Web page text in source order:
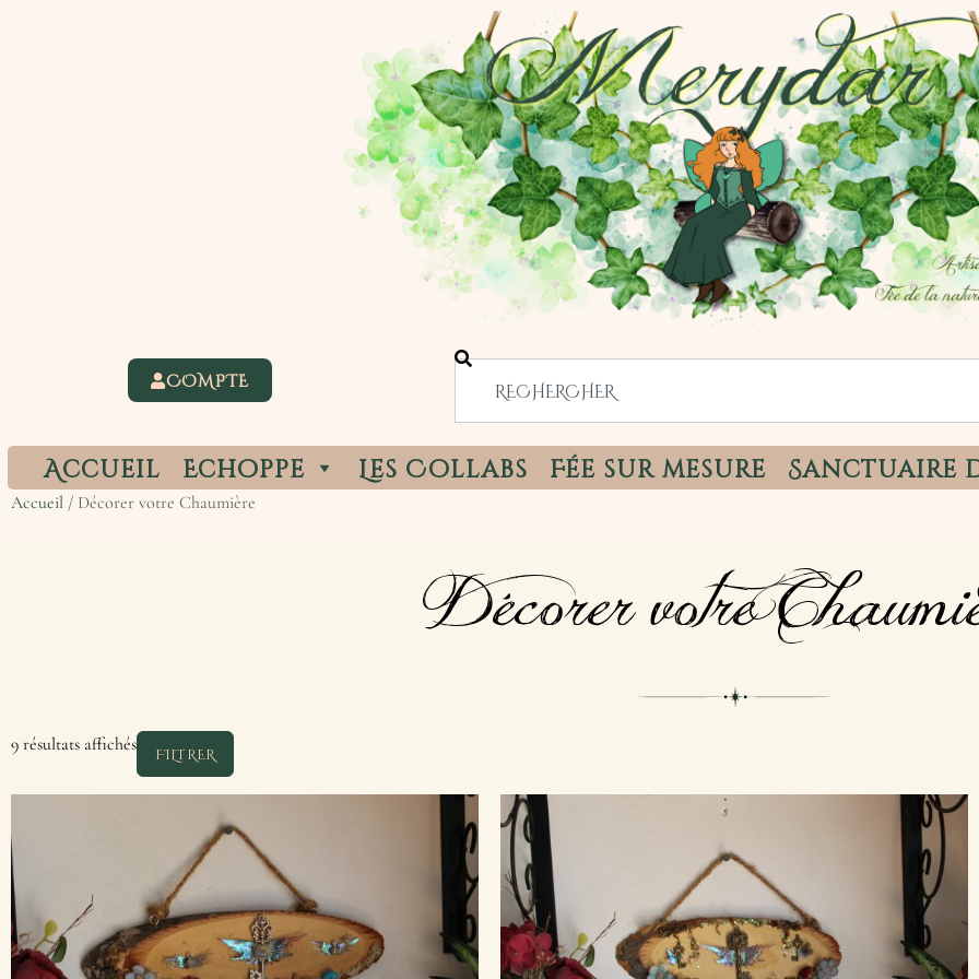
COMPTE
Accueil Echoppe Les Collabs Fée sur mesure Sanctuaire
Accueil / Décorer votre Chaumière
Décorer votre
FILTRER
9 résultats affichés